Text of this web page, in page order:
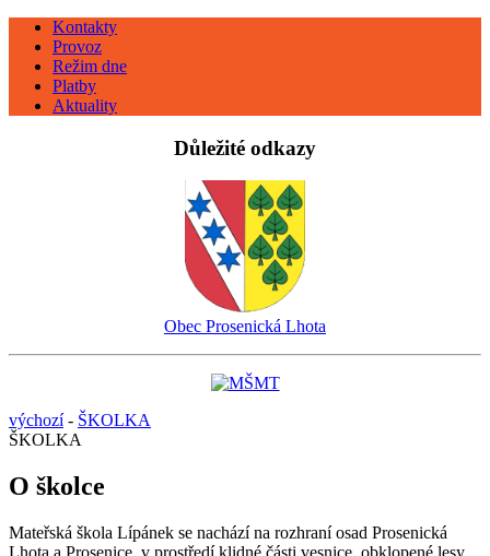
Kontakty
Provoz
Režim dne
Platby
Aktuality
Důležité odkazy
Obec Prosenická Lhota
výchozí- ŠKOLKA
ŠKOLKA
O školce
Mateřská škola Lípánek se nachází na rozhraní osad Prosenická